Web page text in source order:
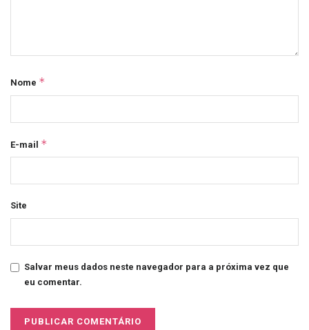
Nome *
E-mail *
Site
Salvar meus dados neste navegador para a próxima vez que
eu comentar.